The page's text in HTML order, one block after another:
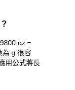
oz =
為 g 很容
用公式將長